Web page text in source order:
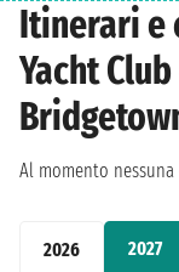
Itinerari e
Yacht
2026 2027
Al momento